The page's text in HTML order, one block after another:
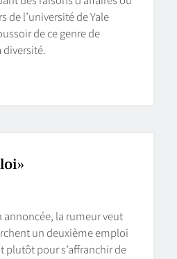
de l’université de Yale
de ce genre de
diversité.
annoncée, la rumeur veut
un deuxième emploi
plutôt pour s’affranchir de